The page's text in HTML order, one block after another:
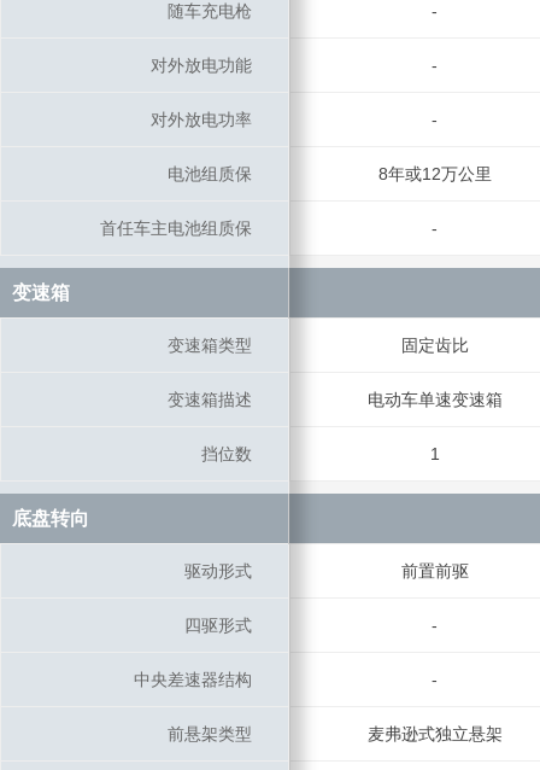
随车充电枪 -
对外放电功能 -
对外放电功率 -
电池组质保 8年或12万公里
首任车主电池组质保 -
变速箱
变速箱类型 固定齿比
变速箱描述 电动车单速变速箱
挡位数 1
底盘转向
驱动形式 前置前驱
四驱形式 -
中央差速器结构 -
前悬架类型 麦弗逊式独立悬架
随车充电枪
对外放电功能
对外放电功率
电池组质保
首任车主电池组质保
变速箱
变速箱类型
变速箱描述
挡位数
底盘转向
驱动形式
四驱形式
中央差速器结构
前悬架类型